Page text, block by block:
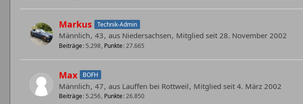
Markus Technik-Admin
Männlich 43 aus Niedersachsen Mitglied seit 28. November 2002
Beiträge 5.298 Punkte 27.665
Max BOFH
Männlich 47 aus Lauffen bei Rottweil Mitglied seit 4. März 2002
Beiträge 5.256 Punkte 26.850